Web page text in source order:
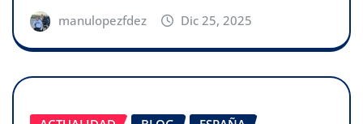
manulopezfdez Dic 25, 2025